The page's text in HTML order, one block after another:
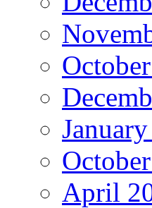
April